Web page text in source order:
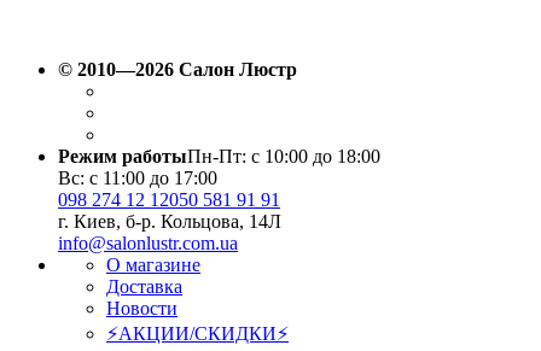
© 2010—2026 Салон Люстр
Режим работыПн-Пт: с 10:00 до 18:00
Вс: с 11:00 до 17:00
098 274 12 12050 581 91 91
г. Киев, б-р. Кольцова, 14Л
info@salonlustr.com.ua
О магазине
Доставка
Новости
⚡АКЦИИ/СКИДКИ⚡